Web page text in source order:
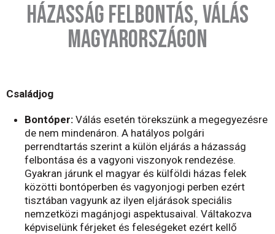
HÁZASSÁG FELBONTÁS, VÁLÁS
MAGYARORSZÁGON
Családjog
Bontóper: Válás esetén törekszünk a megegyezésre
de nem mindenáron. A hatályos polgári
perrendtartás szerint a külön eljárás a házasság
felbontása és a vagyoni viszonyok rendezése.
Gyakran járunk el magyar és külföldi házas felek
közötti bontóperben és vagyonjogi perben ezért
tisztában vagyunk az ilyen eljárások speciális
nemzetközi magánjogi aspektusaival. Váltakozva
képviselünk férjeket és feleségeket ezért kellő